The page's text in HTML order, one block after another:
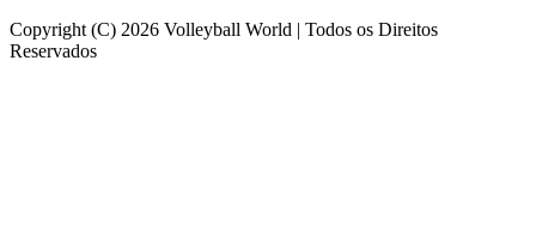
Copyright (C) 2026 Volleyball World | Todos os Direitos
Reservados